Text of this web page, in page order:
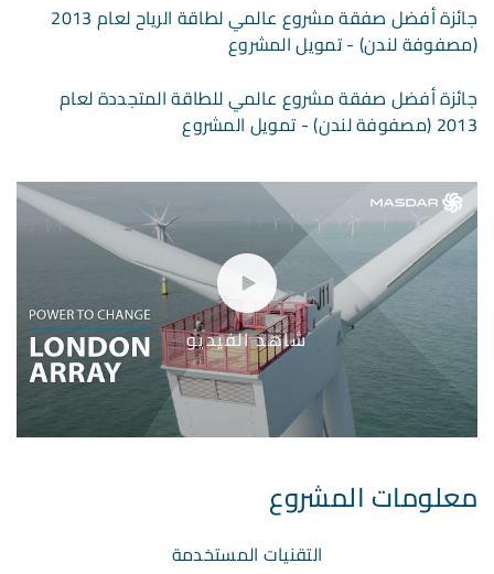
جائزة أفضل صفقة مشروع عالمي لطاقة الرياح لعام 2013
(مصفوفة لندن) - تمويل المشروع
جائزة أفضل صفقة مشروع عالمي للطاقة المتجددة لعام
2013 (مصفوفة لندن) - تمويل المشروع
شاهد الفيديو
معلومات المشروع
التقنيات المستخدمة